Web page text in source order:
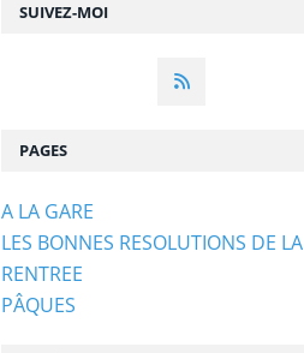
SUIVEZ-MOI
PAGES
A LA GARE
LES BONNES RESOLUTIONS DE LA
RENTREE
PÂQUES